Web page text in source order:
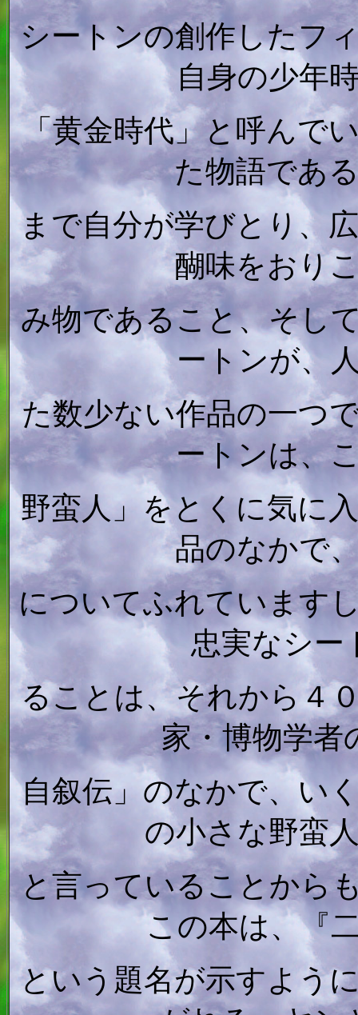
シートンの創作したフ
自身の少年
「黄金時代」と呼んで
た物語であ
まで自分が学びとり、
醐味をおり
み物であること、そし
ートンが、
た数少ない作品の一つ
ートンは、
野蛮人」をとくに気に
品のなかで
についてふれています
忠実なシー
ることは、それから４
家・博物学
自叙伝」のなかで、い
の小さな野蛮
と言っていることか
この本は、『
という題名が示すよう